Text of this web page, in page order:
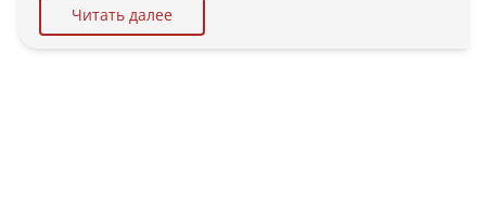
Читать далее